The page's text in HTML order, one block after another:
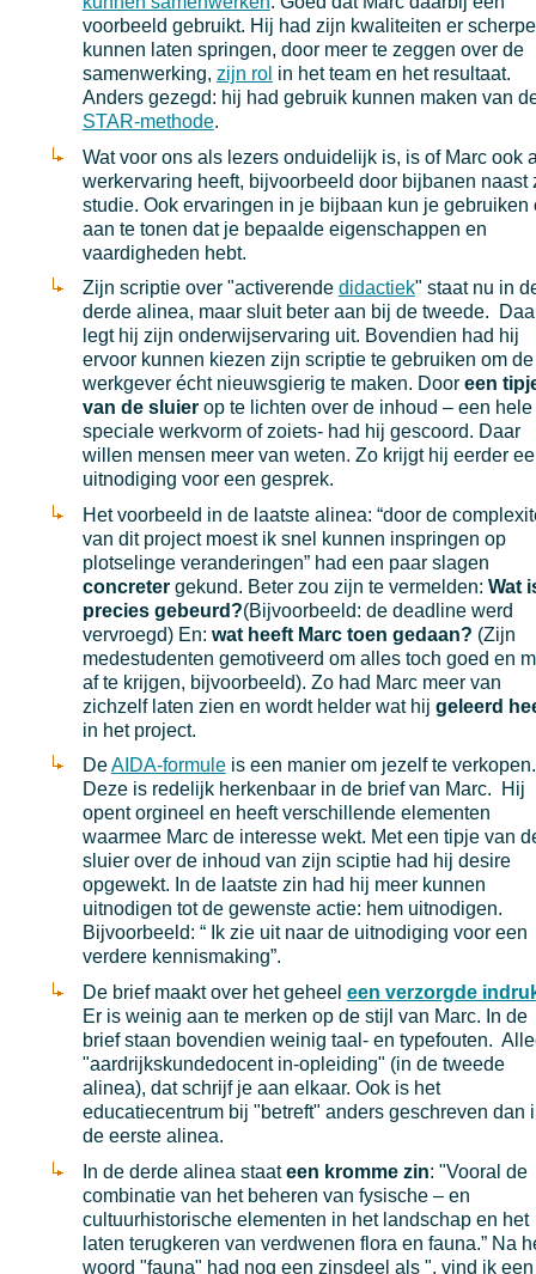
voorbeeld gebruikt. Hij had zijn kwaliteiten er
kunnen laten springen, door meer te zeggen over de
samenwerking, zijn rol in het team en het resultaat.
Anders gezegd: hij had gebruik kunnen maken van
STAR-methode.
Wat voor ons als lezers onduidelijk is, is of Marc ook
werkervaring heeft, bijvoorbeeld door bijbanen naast
studie. Ook ervaringen in je bijbaan kun je gebruiken
aan te tonen dat je bepaalde eigenschappen en
vaardigheden hebt.
Zijn scriptie over "activerende didactiek" staat nu in
derde alinea, maar sluit beter aan bij de tweede.
legt hij zijn onderwijservaring uit. Bovendien had hij
ervoor kunnen kiezen zijn scriptie te gebruiken om de
werkgever écht nieuwsgierig te maken. Door een
van de sluierop te lichten over de inhoud – een hele
speciale werkvorm of zoiets- had hij gescoord. Daar
willen mensen meer van weten. Zo krijgt hij eerder
uitnodiging voor een gesprek.
Het voorbeeld in de laatste alinea: “door de
van dit project moest ik snel kunnen inspringen op
plotselinge veranderingen” had een paar slagen
concretergekund. Beter zou zijn te vermelden: Wat
precies gebeurd?(Bijvoorbeeld: de deadline werd
vervroegd) En: wat heeft Marc toen gedaan? (Zijn
medestudenten gemotiveerd om alles toch goed en
af te krijgen, bijvoorbeeld). Zo had Marc meer van
zichzelf laten zien en wordt helder wat hij geleerd
in het project.
DeAIDA-formuleis een manier om jezelf te verkopen.
Deze is redelijk herkenbaar in de brief van Marc. Hij
opent orgineel en heeft verschillende elementen
waarmee Marc de interesse wekt. Met een tipje van
sluier over de inhoud van zijn sciptie had hij desire
opgewekt. In de laatste zin had hij meer kunnen
uitnodigen tot de gewenste actie: hem uitnodigen.
Bijvoorbeeld: “ Ik zie uit naar de uitnodiging voor een
verdere kennismaking”.
De brief maakt over het geheel een verzorgde
Er is weinig aan te merken op de stijl van Marc. In de
brief staan bovendien weinig taal- en typefouten.
"aardrijkskundedocent in-opleiding" (in de tweede
alinea), dat schrijf je aan elkaar. Ook is het
educatiecentrum bij "betreft" anders geschreven dan
de eerste alinea.
In de derde alinea staateen kromme zin: "Vooral de
combinatie van het beheren van fysische – en
cultuurhistorische elementen in het landschap en het
laten terugkeren van verdwenen flora en fauna.” Na
woord "fauna" had nog een zinsdeel als ", vind ik een